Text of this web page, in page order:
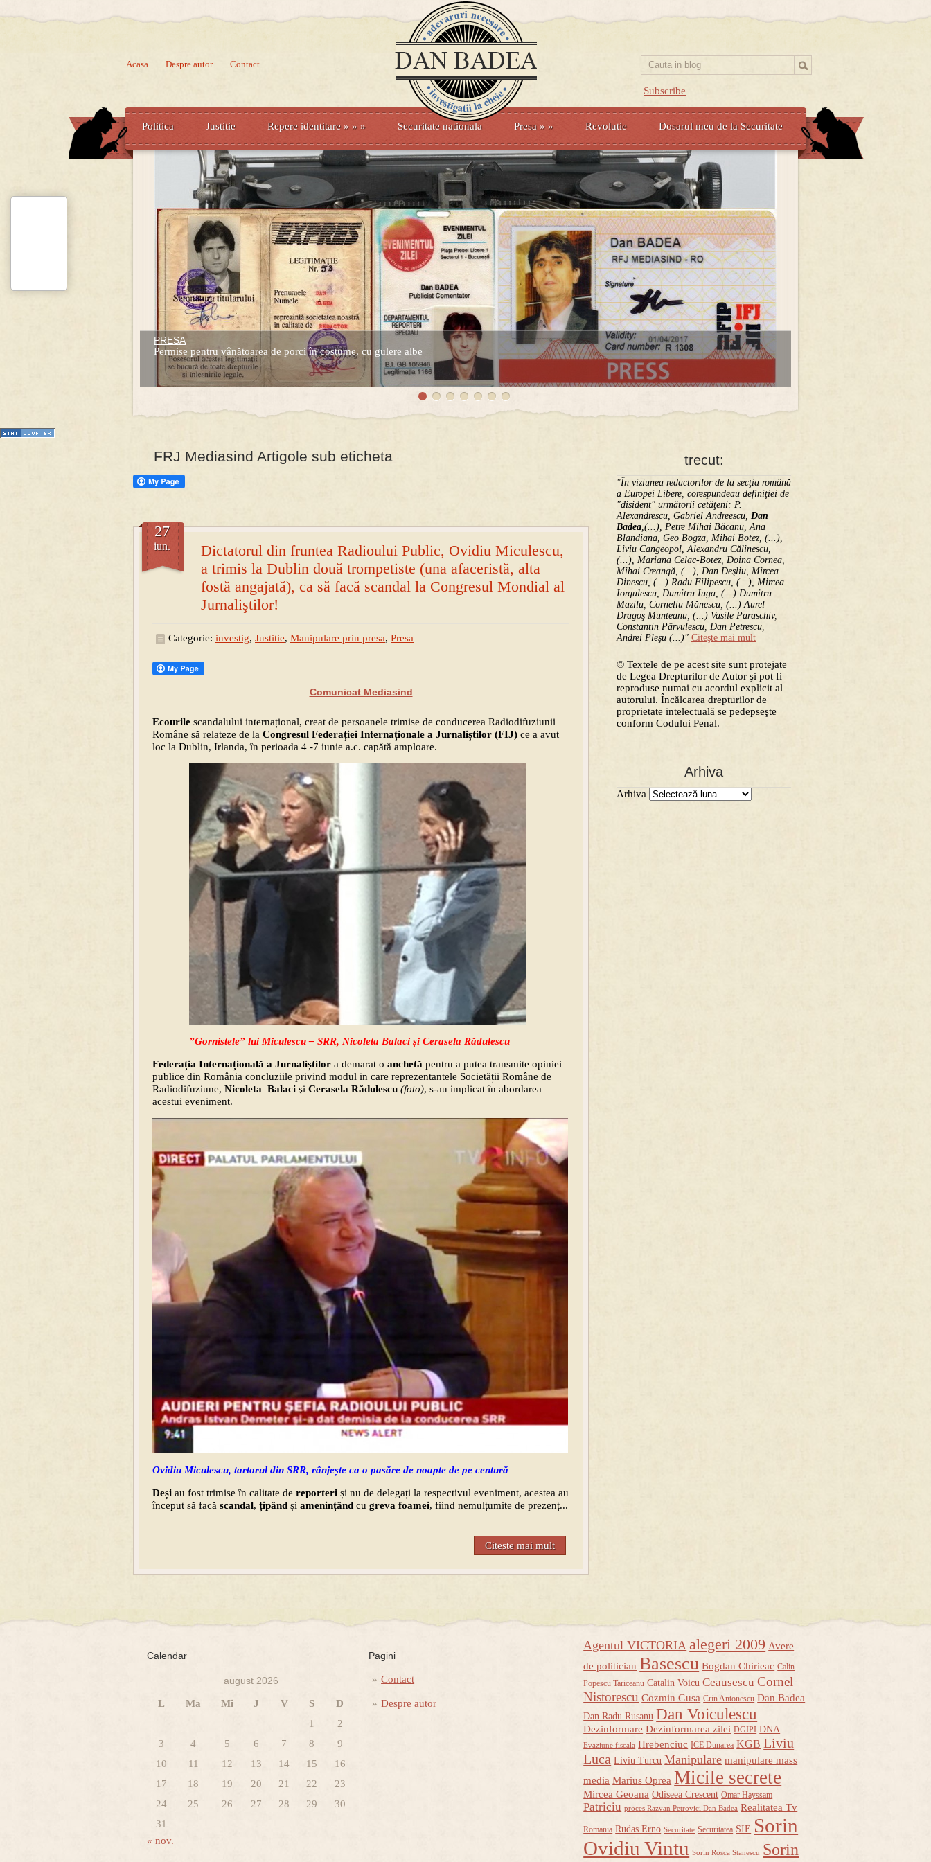
Subscribe
Acasa Despre autor Contact
Politica Justitie Repere identitare » » » Securitate nationala Presa » » Revolutie Dosarul meu de la Securitate
PRESA
Permise pentru vânătoarea de porci în costume, cu gulere albe
Prima mea carte publicata (Nemira)
Averea Presedintelui: prima lucrare despre controversatele conturi secrete ale Securitatii.
trecut:
"În viziunea redactorilor de la secţia română
a Europei Libere, corespundeau definiţiei de
"disident" următorii ce­tă­ţeni: P.
Alexandrescu, Gabriel Andreescu, Dan
Badea,(...), Petre Mihai Băcanu, Ana
Blandiana, Geo Bogza, Mihai Botez, (...),
Liviu Cangeopol, Alexandru Călinescu,
(...), Mariana Celac-Botez, Doina Cornea,
Mihai Creangă, (...), Dan Deşliu, Mircea
Dinescu, (...) Radu Filipescu, (...), Mircea
Iorgulescu, Dumitru Iuga, (...) Dumitru
Mazilu, Corneliu Mănescu, (...) Aurel
Dragoş Munteanu, (...) Vasile Paraschiv,
Constantin Pârvulescu, Dan Petrescu,
Andrei Pleşu (...)" Citeşte mai mult
© Textele de pe acest site sunt protejate
de Legea Drepturilor de Autor şi pot fi
reproduse numai cu acordul explicit al
autorului. Încălcarea drepturilor de
proprietate intelectuală se pedepseşte
conform Codului Penal.
Arhiva
Arhiva
FRJ Mediasind Artigole sub eticheta
Dictatorul din fruntea Radioului Public, Ovidiu Miculescu,
a trimis la Dublin două trompetiste (una afaceristă, alta
fostă angajată), ca să facă scandal la Congresul Mondial al
Jurnaliştilor!
27
iun.
Categorie: investig, Justitie, Manipulare prin presa, Presa
Comunicat Mediasind
Ecourile scandalului internațional, creat de persoanele trimise de conducerea Radiodifuziunii
Române să relateze de la Congresul Federației Internaționale a Jurnaliștilor (FIJ) ce a avut
loc la Dublin, Irlanda, în perioada 4 -7 iunie a.c. capătă amploare.
”Gornistele” lui Miculescu – SRR, Nicoleta Balaci și Cerasela Rădulescu
Federația Internațională a Jurnaliștilor a demarat o anchetă pentru a putea transmite opiniei
publice din România concluziile privind modul in care reprezentantele Societății Române de
Radiodifuziune, Nicoleta Balaci şi Cerasela Rădulescu (foto), s-au implicat în abordarea
acestui eveniment.
Ovidiu Miculescu, tartorul din SRR, rânjește ca o pasăre de noapte de pe centură
Deși au fost trimise în calitate de reporteri și nu de delegați la respectivul eveniment, acestea au
început să facă scandal, țipând și amenințând cu greva foamei, fiind nemulțumite de prezenț...
Citeste mai mult
Calendar
august 2026
L Ma Mi J V S
D
1
2
3
4 5 6 7 8
9
10
11 12 13 14 15
16
17
18 19 20 21 22
23
24
25 26 27 28 29
30
31
« nov.
Pagini
Contact
Despre autor
Agentul VICTORIA alegeri 2009 Avere
de politician Basescu Bogdan Chirieac Calin
Popescu Tariceanu Catalin Voicu Ceausescu Cornel
Nistorescu Cozmin Gusa Crin Antonescu Dan Badea
Dan Radu Rusanu Dan Voiculescu
Dezinformare Dezinformarea zilei DGIPI DNA
Evaziune fiscala Hrebenciuc ICE Dunarea KGB Liviu
Luca Liviu Turcu Manipulare manipulare mass
media Marius Oprea Micile secrete
Mircea Geoana Odiseea Crescent Omar Hayssam
Patriciu proces Razvan Petrovici Dan Badea Realitatea Tv
Romania Rudas Erno Securitate Securitatea SIE Sorin
Ovidiu Vintu Sorin Rosca Stanescu Sorin